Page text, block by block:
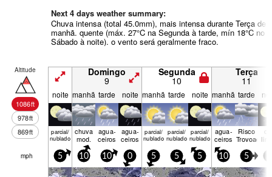
Next 4 days weather summary:
Chuva intensa (total 45.0mm), mais intensa durante Terça de
manhã. quente (máx. 27°C na Segunda à tarde, mín 18°C no
Sábado à noite). o vento será geralmente fraco.
Altitude
1086ft
978ft
869ft
Domingo
9
Segunda
10
Terça
11
noite manhã tarde noite manhã tarde noite manhã tarde
parcial/
nublado
chuva
mod.
agua­
ceiros
agua­
ceiros
parcial/
nublado
parcial/
nublado
parcial/
nublado
agua­
ceiros
Risco
Trovoada
mph 5 10 10 0 5 5 5 10 5